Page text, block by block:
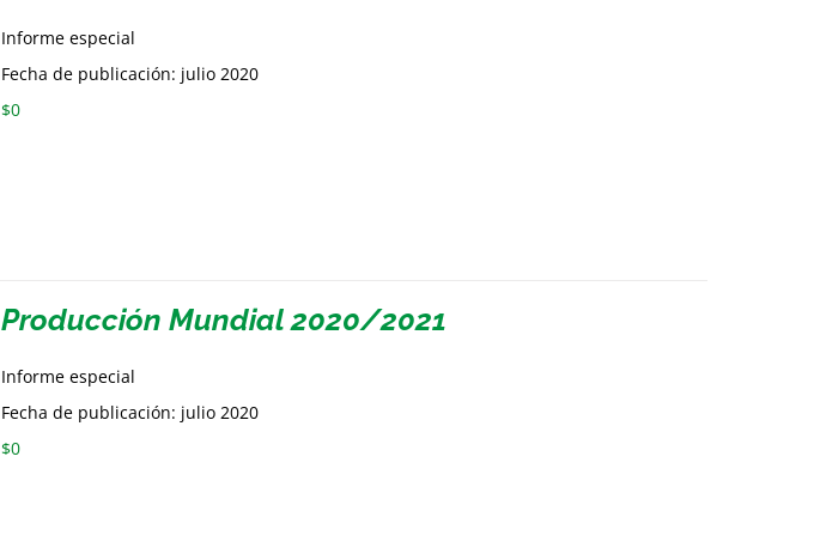
Informe especial
Fecha de publicación: julio 2020
$0
Producción Mundial 2020/2021
Informe especial
Fecha de publicación: julio 2020
$0